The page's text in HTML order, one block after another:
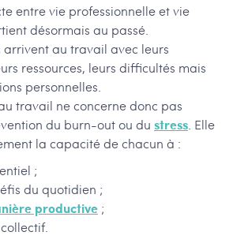
entre vie professionnelle et vie
désormais au passé.
arrivent au travail avec leurs
ressources, leurs difficultés mais
personnelles.
travail ne concerne donc pas
du burn-out ou du stress. Elle
la capacité de chacun à :
;
du quotidien ;
productive ;